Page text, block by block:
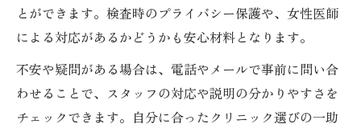
とができます。検査時のプライバシー保護や、女性医師
による対応があるかどうかも安心材料となります。
不安や疑問がある場合は、電話やメールで事前に問い合
わせることで、スタッフの対応や説明の分かりやすさを
チェックできます。自分に合ったクリニック選びの一助